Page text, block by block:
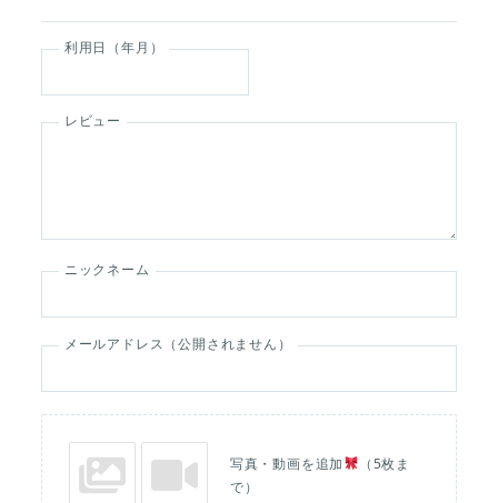
利用日（年月）
レビュー
ニックネーム
メールアドレス（公開されません）
写真・動画を追加
（5枚ま
で）